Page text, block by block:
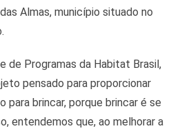
Almas, município situado no
de Programas da Habitat Brasil,
pensado para proporcionar
para brincar, porque brincar é se
entendemos que, ao melhorar a